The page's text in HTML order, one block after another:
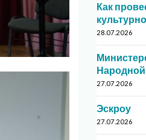
Как
28.07.2026
27.07.2026
Эскроу
27.07.2026